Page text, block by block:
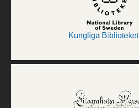
Kungliga Biblioteket